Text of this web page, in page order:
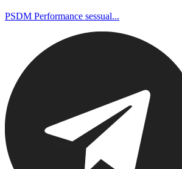
PSDM Performance sessual...